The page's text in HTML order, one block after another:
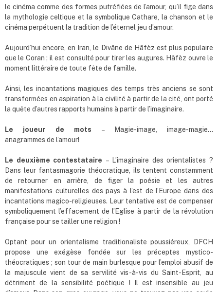
le cinéma comme des formes putréfiées de l’amour, qu’il fige dans
la mythologie celtique et la symbolique Cathare, la chanson et le
cinéma perpétuent la tradition de l’éternel jeu d’amour.
Aujourd’hui encore, en Iran, le Divâne de Hâfèz est plus populaire
que le Coran ; il est consulté pour tirer les augures. Hâfèz ouvre le
moment littéraire de toute fête de famille.
Ainsi, les incantations magiques des temps très anciens se sont
transformées en aspiration à la civilité à partir de la cité, ont porté
la quête d’autres rapports humains à partir de l’imaginaire.
Le joueur de mots – Magie-image, image-magie…
anagrammes de l’amour!
Le deuxième contestataire – L’imaginaire des orientalistes ?
Dans leur fantasmagorie théocratique, ils tentent constamment
de retourner en arrière, de figer la poésie et les autres
manifestations culturelles des pays à l’est de l’Europe dans des
incantations magico-religieuses. Leur tentative est de compenser
symboliquement l’effacement de l’Eglise à partir de la révolution
française pour se tailler une religion !
Optant pour un orientalisme traditionaliste poussiéreux, DFCH
propose une exégèse fondée sur les préceptes mystico-
théocratiques ; son tour de main burlesque pour l’emploi abusif de
la majuscule vient de sa servilité vis-à-vis du Saint-Esprit, au
détriment de la sensibilité poétique ! Il est insensible au jeu